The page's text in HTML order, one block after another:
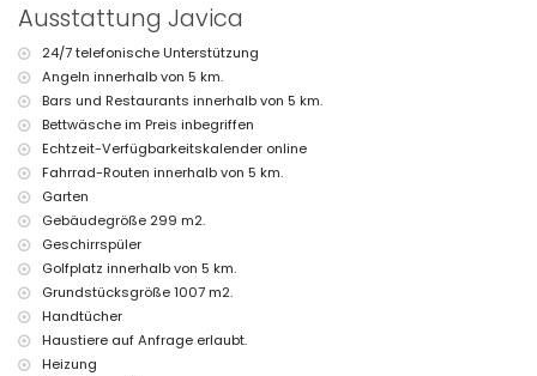
Weitere Informationen
Nächste Stadt: Xàbia (innerhalb von 5 Kilometern von der Villa)
Nächster Fluss oder Ufer: Mediterráneo, Xàbia (innerhalb von 5
Kilometern von der Villa)
Nächster Strand: Playa del Arenal (innerhalb von 5 Kilometern von der
Villa)
Nächster Hafen: La Fontana, Xàbia (innerhalb von 5 Kilometern von der
Villa)
Nächster Park: Pinosol, Xàbia (innerhalb von 4 Kilometern von der Villa)
Nächster Flughafen: Alicante (innerhalb von 100 Kilometern von der
Villa)
Zweitnächster Flughafen: Valencia (> 100 Kilometer)
Bitte anfragen, ob Haustiere erlaubt sind
Die Unterkunft ist sehr geeignet für Familien mit Kindern
Einrichtungen und Dienstleistungen, die im Mietpreis der Villa
enthalten sind
Ausstattung Javica
24/7 telefonische Unterstützung
Angeln innerhalb von 5 km.
Bars und Restaurants innerhalb von 5 km.
Bettwäsche im Preis inbegriffen
Echtzeit-Verfügbarkeitskalender online
Fahrrad-Routen innerhalb von 5 km.
Garten
Gebäudegröße 299 m2.
Geschirrspüler
Golfplatz innerhalb von 5 km.
Grundstücksgröße 1007 m2.
Handtücher
Haustiere auf Anfrage erlaubt.
Heizung